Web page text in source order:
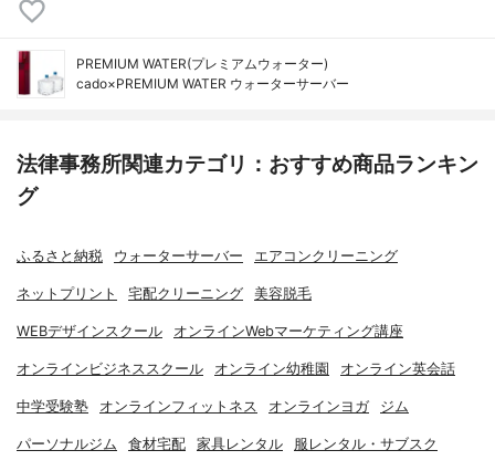
PREMIUM WATER(プレミアムウォーター)
cado×PREMIUM WATER ウォーターサーバー
法律事務所関連カテゴリ：おすすめ商品ランキン
グ
ふるさと納税 ウォーターサーバー エアコンクリーニング
ネットプリント 宅配クリーニング 美容脱毛
WEBデザインスクール オンラインWebマーケティング講座
オンラインビジネススクール オンライン幼稚園 オンライン英会話
中学受験塾 オンラインフィットネス オンラインヨガ ジム
パーソナルジム 食材宅配 家具レンタル 服レンタル・サブスク